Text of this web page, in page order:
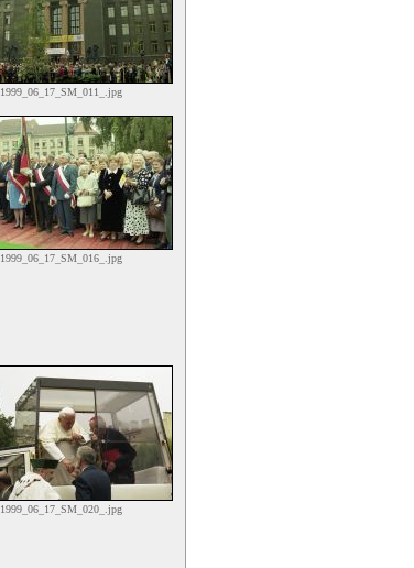
1999_06_17_SM_011_.jpg
1999_06_17_SM_016_.jpg
1999_06_17_SM_020_.jpg